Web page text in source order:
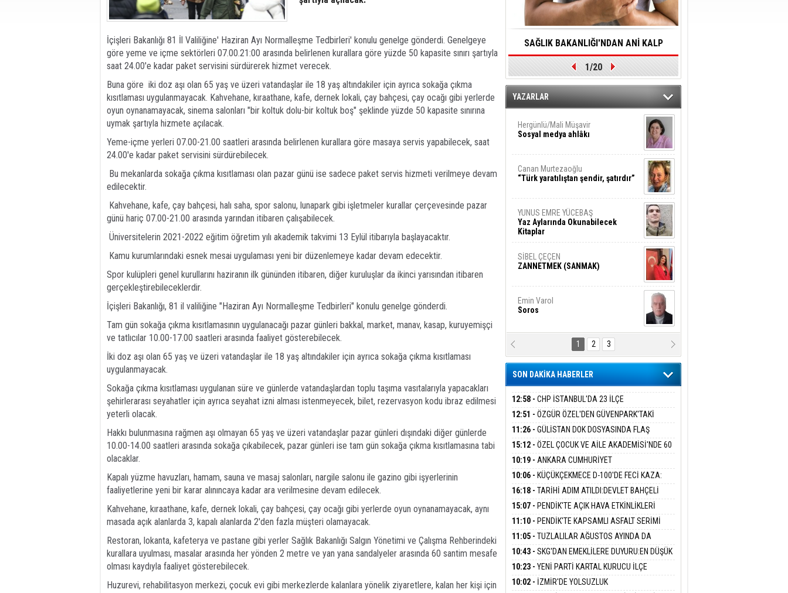
İçişleri Bakanlığı 81 İl Valiliğine' Haziran Ayı Normalleşme Tedbirleri' konulu genelge gönderdi. Genelgeye
göre yeme ve içme sektörleri 07.00.21:00 arasında belirlenen kurallara göre yüzde 50 kapasite sınırı şartıyla
saat 24.00'e kadar paket servisini sürdürerek hizmet verecek.
Buna göre iki doz aşı olan 65 yaş ve üzeri vatandaşlar ile 18 yaş altındakiler için ayrıca sokağa çıkma
kısıtlaması uygulanmayacak. Kahvehane, kıraathane, kafe, dernek lokali, çay bahçesi, çay ocağı gibi yerlerde
oyun oynanamayacak, sinema salonları "bir koltuk dolu-bir koltuk boş" şeklinde yüzde 50 kapasite sınırına
uymak şartıyla hizmete açılacak.
Yeme-içme yerleri 07.00-21.00 saatleri arasında belirlenen kurallara göre masaya servis yapabilecek, saat
24.00'e kadar paket servisini sürdürebilecek.
Bu mekanlarda sokağa çıkma kısıtlaması olan pazar günü ise sadece paket servis hizmeti verilmeye devam
edilecektir.
Kahvehane, kafe, çay bahçesi, halı saha, spor salonu, lunapark gibi işletmeler kurallar çerçevesinde pazar
günü hariç 07.00-21.00 arasında yarından itibaren çalışabilecek.
Üniversitelerin 2021-2022 eğitim öğretim yılı akademik takvimi 13 Eylül itibarıyla başlayacaktır.
Kamu kurumlarındaki esnek mesai uygulaması yeni bir düzenlemeye kadar devam edecektir.
Spor kulüpleri genel kurullarını haziranın ilk gününden itibaren, diğer kuruluşlar da ikinci yarısından itibaren
gerçekleştirebileceklerdir.
İçişleri Bakanlığı, 81 il valiliğine "Haziran Ayı Normalleşme Tedbirleri" konulu genelge gönderdi.
Tam gün sokağa çıkma kısıtlamasının uygulanacağı pazar günleri bakkal, market, manav, kasap, kuruyemişçi
ve tatlıcılar 10.00-17.00 saatleri arasında faaliyet gösterebilecek.
İki doz aşı olan 65 yaş ve üzeri vatandaşlar ile 18 yaş altındakiler için ayrıca sokağa çıkma kısıtlaması
uygulanmayacak.
Sokağa çıkma kısıtlaması uygulanan süre ve günlerde vatandaşlardan toplu taşıma vasıtalarıyla yapacakları
şehirlerarası seyahatler için ayrıca seyahat izni alması istenmeyecek, bilet, rezervasyon kodu ibraz edilmesi
yeterli olacak.
Hakkı bulunmasına rağmen aşı olmayan 65 yaş ve üzeri vatandaşlar pazar günleri dışındaki diğer günlerde
10.00-14.00 saatleri arasında sokağa çıkabilecek, pazar günleri ise tam gün sokağa çıkma kısıtlamasına tabi
olacaklar.
Kapalı yüzme havuzları, hamam, sauna ve masaj salonları, nargile salonu ile gazino gibi işyerlerinin
faaliyetlerine yeni bir karar alınıncaya kadar ara verilmesine devam edilecek.
Kahvehane, kıraathane, kafe, dernek lokali, çay bahçesi, çay ocağı gibi yerlerde oyun oynanamayacak, aynı
masada açık alanlarda 3, kapalı alanlarda 2'den fazla müşteri olamayacak.
Restoran, lokanta, kafeterya ve pastane gibi yerler Sağlık Bakanlığı Salgın Yönetimi ve Çalışma Rehberindeki
kurallara uyulması, masalar arasında her yönden 2 metre ve yan yana sandalyeler arasında 60 santim mesafe
olması kaydıyla faaliyet gösterebilecek.
Huzurevi, rehabilitasyon merkezi, çocuk evi gibi merkezlerde kalanlara yönelik ziyaretlere, kalan her kişi için
SAĞLIK BAKANLIĞI'NDAN ANİ KALP
DURMALARINA HIZLI MÜDAHALE
EDİLMESİNE YÖNELİK ÖNLENMESİ İÇİN
ÖNEMLİ ADIM
1/20
YAZARLAR
Hergünlü/Mali Müşavir
Sosyal medya ahlâkı
Canan Murtezaoğlu
“Türk yaratılıştan şendir, şatırdır”
YUNUS EMRE YÜCEBAŞ
Yaz Aylarında Okunabilecek
Kitaplar
SİBEL ÇEÇEN
ZANNETMEK (SANMAK)
Emin Varol
Soros
Karanlık DNA Kuşaklararası
Şiddetin Biyolojik Faturası
Şiyar Adıyaman
Ben Bu Sahaya Sığmazam
Hasan Ali Çölük
Bir Satırın İçindeki İnsan
Ezgi Kılıç
SİVAS: ATEŞE ATILAN VİCDAN
BARIŞ BAŞARSLAN
ADANMAK
Meltem Kaynas
AFFETMEYECEĞİM!
1 2 3
SON DAKİKA HABERLER
12:58 - CHP İSTANBUL'DA 23 İLÇE
BAŞKANLIĞI'NDA ATAMALAR GERÇEKLEŞTİ
12:51 - ÖZGÜR ÖZEL'DEN GÜVENPARK'TAKİ
GAZİLERE DESTEK:''SONUÇ ALANA KADAR
ARKANIZDAYIZ''
11:26 - GÜLİSTAN DOK DOSYASINDA FLAŞ
GELİŞME: 2 DALGIÇ DELİL KARARTMA
SUÇLAMASIYLA TUTUTKLANDI
15:12 - ÖZEL ÇOCUK VE AİLE AKADEMİSİ'NDE 60
ÇOCUĞA HİZMET VERİLDİ
10:19 - ANKARA CUMHURİYET
BAŞSAVCILIĞINDAN ÖZGÜR ÖZEL VE VELİ
AĞBABA HAKKINDA FEZLEKE
10:06 - KÜÇÜKÇEKMECE D-100'DE FECİ KAZA:
OTOMOBİL İETT OTOBÜSÜNE ÇARPTI 3 KİŞİ
HAYATINI KAYBETTİ
16:18 - TARİHİ ADIM ATILDI:DEVLET BAHÇELİ
'TERÖRSÜZ TÜRKİYE' ÇERÇEVE YASA TEKLİFİNİ
İMZALADI
15:07 - PENDİK'TE AÇIK HAVA ETKİNLİKLERİ
ÇOCUK SİNEMASIYLA BAŞLADI
11:10 - PENDİK'TE KAPSAMLI ASFALT SERİMİ
BAŞLADI
11:05 - TUZLALILAR AĞUSTOS AYINDA DA
SİNEMAYA DOYACAK
10:43 - SKG'DAN EMEKLİLERE DUYURU:EN DÜŞÜK
EMEKLİ AYLIĞI FARKLARI 7 AĞUSTOS'TA
HESAPLARA GEÇİYOR
10:23 - YENİ PARTİ KARTAL KURUCU İLÇE
BAŞKANI MERT POLAT OLDU
10:02 - İZMİR'DE YOLSUZLUK